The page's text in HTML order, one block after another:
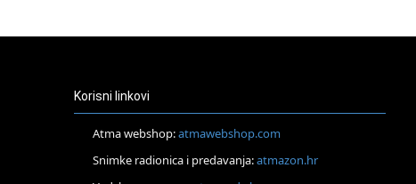
Korisni linkovi
Atma webshop:atmawebshop.com
Snimke radionica i predavanja:atmazon.hr